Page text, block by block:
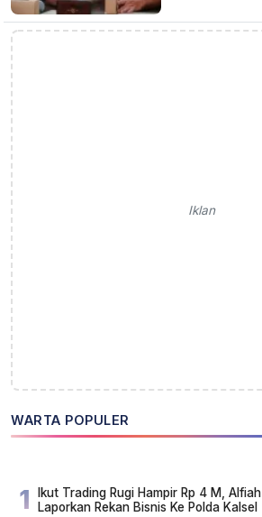
Iklan
WARTA POPULER
1
Ikut Trading Rugi Hampir Rp 4 M, Alfiah
Laporkan Rekan Bisnis Ke Polda Kalsel